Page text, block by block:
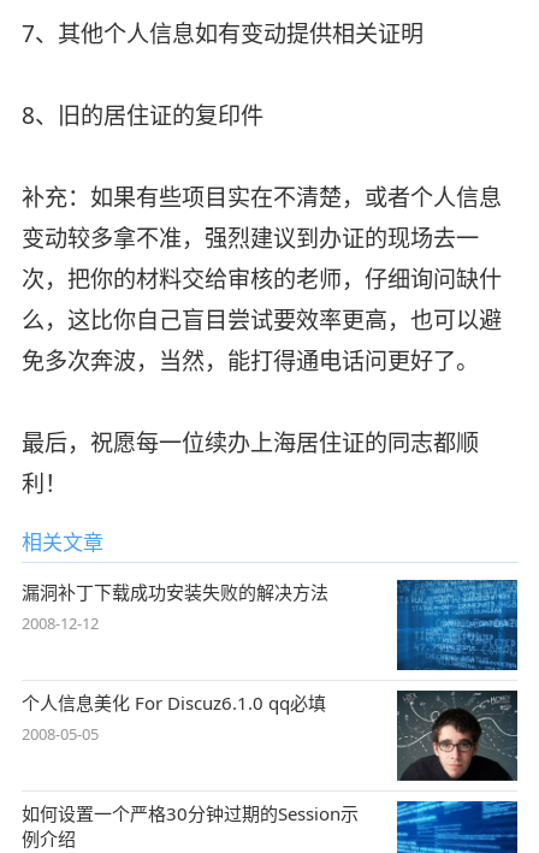
7、其他个人信息如有变动提供相关证明
8、旧的居住证的复印件
补充：如果有些项目实在不清楚，或者个人信息
变动较多拿不准，强烈建议到办证的现场去一
次，把你的材料交给审核的老师，仔细询问缺什
么，这比你自己盲目尝试要效率更高，也可以避
免多次奔波，当然，能打得通电话问更好了。
最后，祝愿每一位续办上海居住证的同志都顺
利！
相关文章
漏洞补丁下载成功安装失败的解决方法
2008-12-12
个人信息美化 For Discuz6.1.0 qq必填
2008-05-05
如何设置一个严格30分钟过期的Session示
例介绍